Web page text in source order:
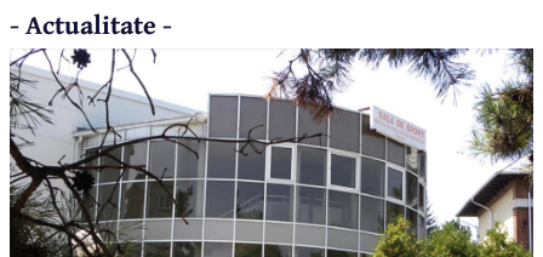
- Actualitate -